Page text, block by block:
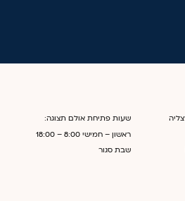
שעות פתיחת אולם תצוגה:
ראשון – חמישי 8:00 – 18:00
שבת סגור